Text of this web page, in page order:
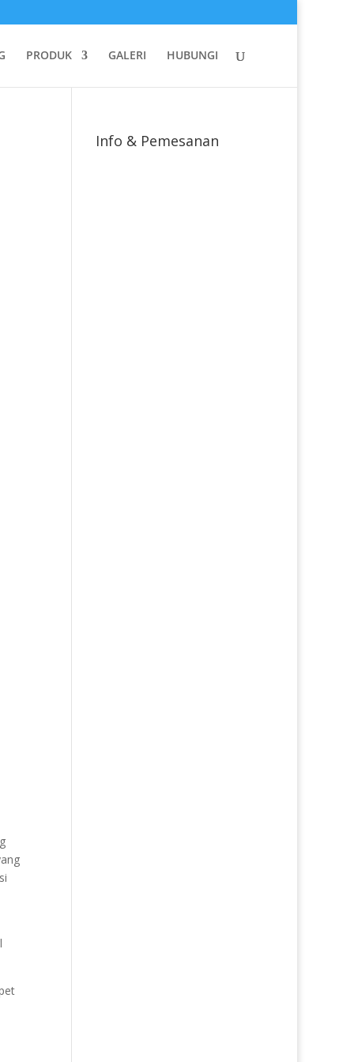
PRODUK GALERI HUBUNGI
Info & Pemesanan